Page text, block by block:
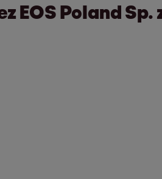
Poland Sp.